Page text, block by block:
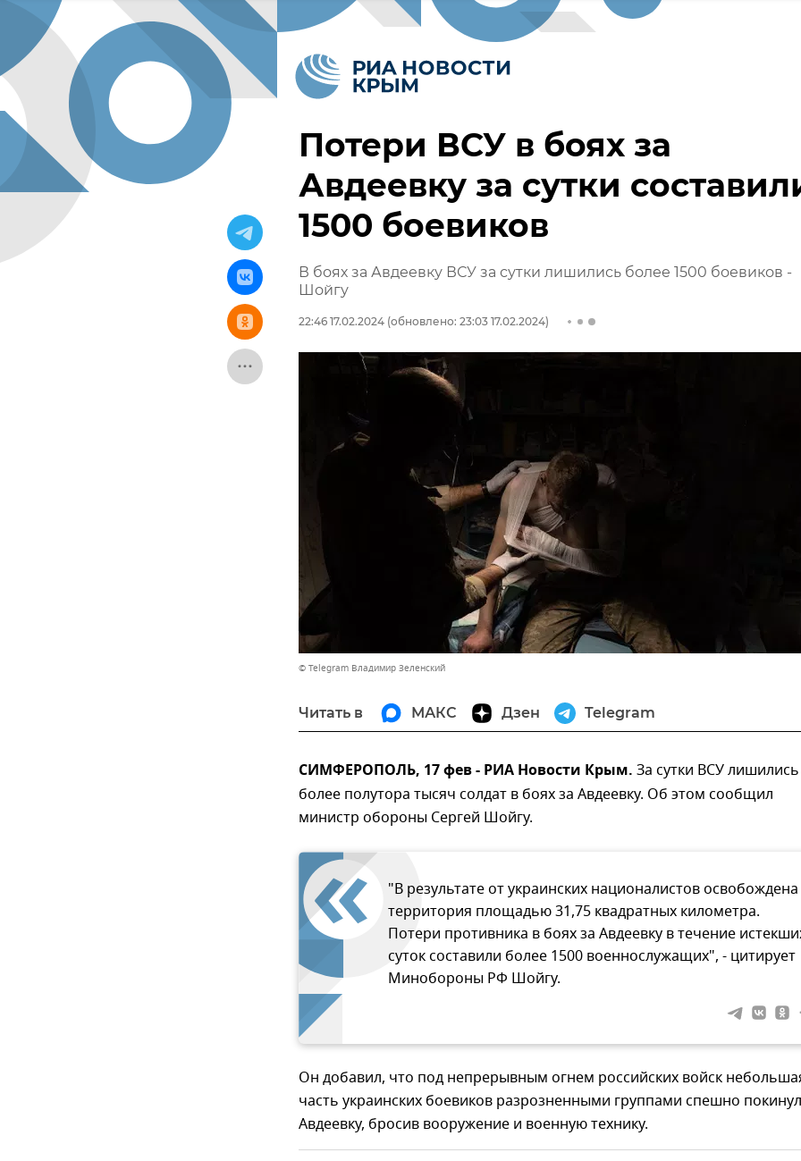
Потери ВСУ в боях за
Авдеевку за сутки
1500 боевиков
В боях за Авдеевку ВСУ за сутки лишились более 1500 боевиков -
Шойгу
22:46 17.02.2024 (обновлено: 23:03 17.02.2024)
© Telegram Владимир Зеленский
Читать в МАКС Дзен Telegram
СИМФЕРОПОЛЬ, 17 фев - РИА Новости Крым. За сутки ВСУ лишились
более полутора тысяч солдат в боях за Авдеевку. Об этом сообщил
министр обороны Сергей Шойгу.
"В результате от украинских националистов освобождена
территория площадью 31,75 квадратных километра.
Потери противника в боях за Авдеевку в течение
суток составили более 1500 военнослужащих", - цитирует
Минобороны РФ Шойгу.
Он добавил, что под непрерывным огнем российских войск
часть украинских боевиков разрозненными группами спешно
Авдеевку, бросив вооружение и военную технику.